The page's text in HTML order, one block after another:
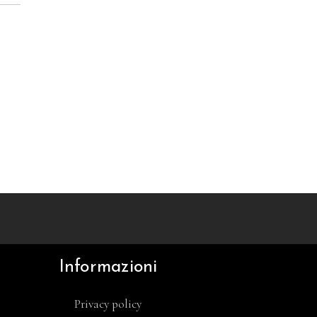
Informazioni
Privacy policy